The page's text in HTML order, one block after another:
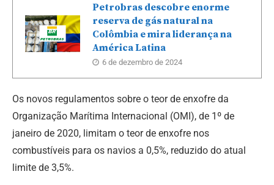
Petrobras descobre enorme
reserva de gás natural na
Colômbia e mira liderança na
América Latina
6 de dezembro de 2024
Os novos regulamentos sobre o teor de enxofre da
Organização Marítima Internacional (OMI), de 1º de
janeiro de 2020, limitam o teor de enxofre nos
combustíveis para os navios a 0,5%, reduzido do atual
limite de 3,5%.